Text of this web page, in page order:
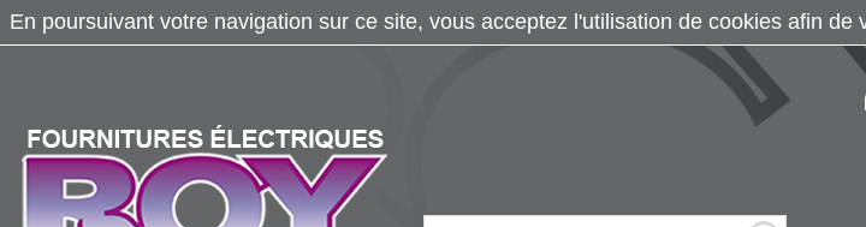
En poursuivant votre navigation sur ce site, vous acceptez l'utilisation de cookies afin